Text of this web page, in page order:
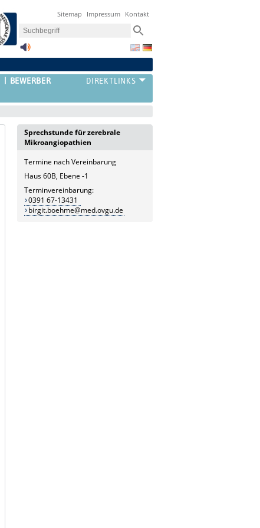
Sitemap Impressum Kontakt
BEWERBER
Sprechstunde für zerebrale
Mikroangiopathien
Termine nach Vereinbarung
Haus 60B, Ebene -1
Terminvereinbarung:
0391 67-13431
birgit.boehme@med.ovgu.de